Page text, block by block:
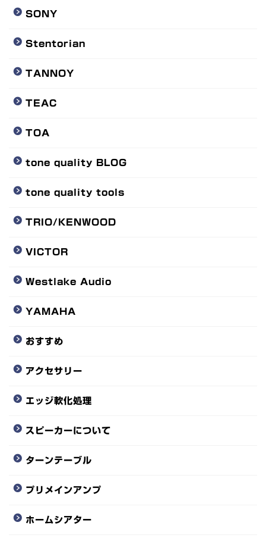
SONY
Stentorian
TANNOY
TEAC
TOA
tone quality BLOG
tone quality tools
TRIO/KENWOOD
VICTOR
Westlake Audio
YAMAHA
おすすめ
アクセサリー
エッジ軟化処理
スピーカーについて
ターンテーブル
プリメインアンプ
ホームシアター